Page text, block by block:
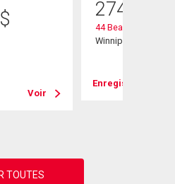
$
Voir
274 900
44 Beaumont Bay
Winnipeg, MB
Enregistrer